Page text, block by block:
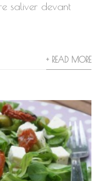
saliver devant
+ READ MORE